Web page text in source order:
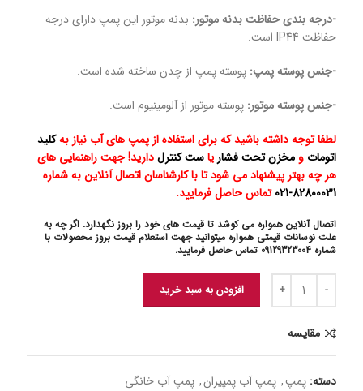
-درجه بندی حفاظت بدنه موتور: بدنه موتور این پمپ دارای درجه
حفاظت IP44 است.
-جنس پوسته پمپ: پوسته پمپ از چدن ساخته شده است.
-جنس پوسته موتور: پوسته موتور از آلومینیوم است.
لطفا توجه داشته باشید که برای استفاده از پمپ های آب نیاز بهکلید
اتومات و مخزن تحت فشار یاست کنترلدارید! جهت راهنمایی های
هر چه بهتر پیشنهاد می شود تا با کارشناسان اتصال آنلاین به شماره
82800031-021
تماس حاصل فرمایید.
اتصال آنلاین همواره می کوشد تا قیمت های خود را بروز نگهدارد. اگر چه به
علت نوسانات قیمتی همواره میتوانید جهت استعلام قیمت بروز محصولات با
شماره 09129323004 تماس حاصل فرمایید.
افزودن به سبد خرید
مقایسه
دسته: پمپ, پمپ آب پمپیران, پمپ آب خانگی